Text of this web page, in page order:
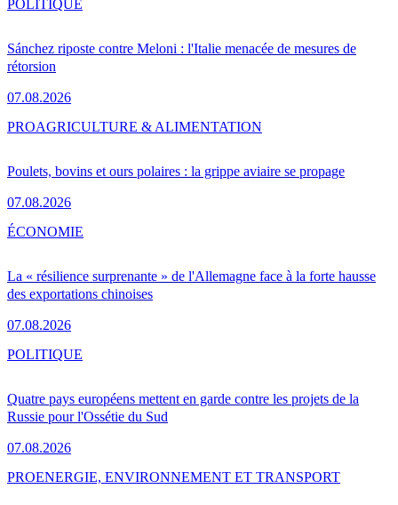
Sánchez riposte contre Meloni : l'Italie menacée de mesures de
rétorsion
07.08.2026
POLITIQUE
Poulets, bovins et ours polaires : la grippe aviaire se propage
07.08.2026
PROAGRICULTURE & ALIMENTATION
La « résilience surprenante » de l'Allemagne face à la forte hausse
des exportations chinoises
07.08.2026
ÉCONOMIE
Quatre pays européens mettent en garde contre les projets de la
Russie pour l'Ossétie du Sud
07.08.2026
POLITIQUE
PROENERGIE, ENVIRONNEMENT ET TRANSPORT